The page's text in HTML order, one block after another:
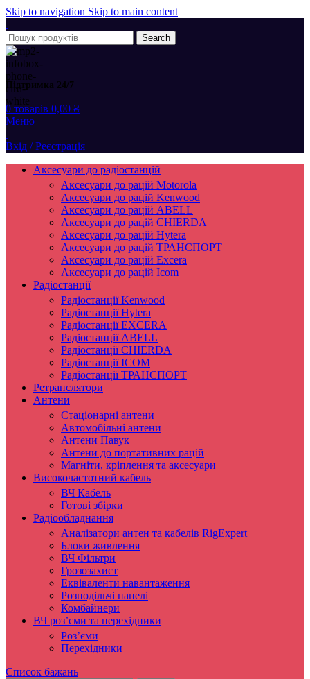
Skip to navigation Skip to main content
Search
Підтримка 24/7
0 товарів 0,00 ₴
Меню
Вхід / Реєстрація
Аксесуари до радіостанцій
Аксесуари до рацій Motorola
Аксесуари до рацій Kenwood
Аксесуари до рацій ABELL
Аксесуари до рацій CHIERDA
Аксесуари до рацій Hytera
Аксесуари до рацій ТРАНСПОРТ
Аксесуари до рацій Excera
Аксесуари до рацій Icom
Радіостанції
Радіостанції Kenwood
Радіостанції Hytera
Радіостанції EXCERA
Радіостанції ABELL
Радіостанції CHIERDA
Радіостанції ICOM
Радіостанції ТРАНСПОРТ
Ретранслятори
Антени
Стаціонарні антени
Автомобільні антени
Антени Павук
Антени до портативних рацій
Магніти, кріплення та аксесуари
Високочастотний кабель
ВЧ Кабель
Готові збірки
Радіообладнання
Аналізатори антен та кабелів RigExpert
Блоки живлення
ВЧ Фільтри
Грозозахист
Еквіваленти навантаження
Розподільчі панелі
Комбайнери
ВЧ роз’єми та перехідники
Роз’єми
Перехідники
Список бажань